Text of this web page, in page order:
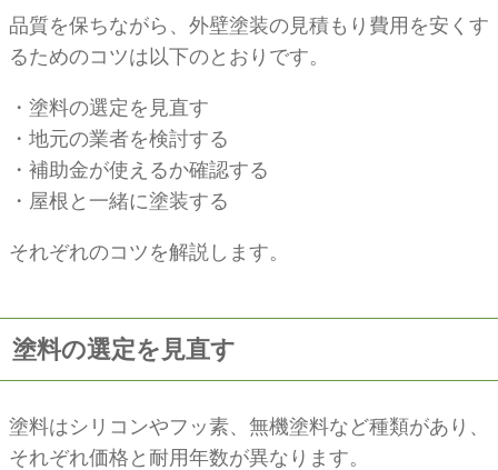
品質を保ちながら、外壁塗装の見積もり費用を安くす
るためのコツは以下のとおりです。
・塗料の選定を見直す
・地元の業者を検討する
・補助金が使えるか確認する
・屋根と一緒に塗装する
それぞれのコツを解説します。
塗料の選定を見直す
塗料はシリコンやフッ素、無機塗料など種類があり、
それぞれ価格と耐用年数が異なります。